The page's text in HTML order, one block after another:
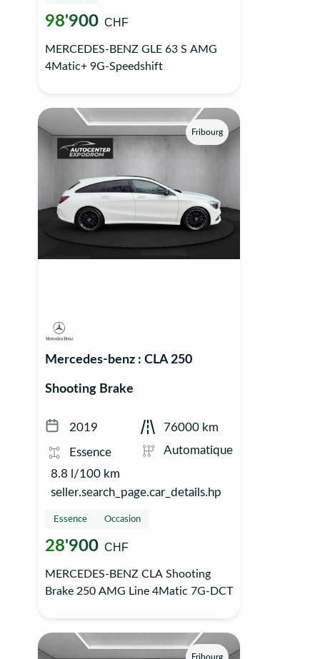
98'900CHF
MERCEDES-BENZ GLE 63 S AMG
4Matic+ 9G-Speedshift
Fribourg
Mercedes-benz : CLA 250
Shooting Brake
2019 76000 km
Essence
Automatique
8.8 l/100 km
seller.search_page.car_details.hp
Essence Occasion
28'900CHF
MERCEDES-BENZ CLA Shooting
Brake 250 AMG Line 4Matic 7G-DCT
Fribourg